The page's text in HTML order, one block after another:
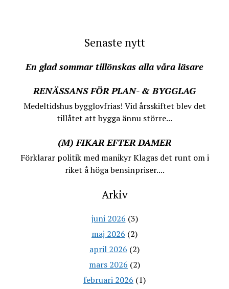
Senaste nytt
En glad sommar tillönskas alla våra läsare
RENÄSSANS FÖR PLAN- & BYGGLAG
Medeltidshus bygglovfrias! Vid årsskiftet blev det
tillåtet att bygga ännu större...
(M) FIKAR EFTER DAMER
Förklarar politik med manikyr Klagas det runt om i
riket å höga bensinpriser....
Arkiv
juni 2026 (3)
maj 2026 (2)
april 2026 (2)
mars 2026 (2)
februari 2026 (1)